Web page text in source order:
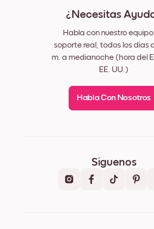
¿Necesitas
Habla con nuestro
soporte real, todos los días
m. a medianoche (hora del
EE. UU.)
Habla Con Nosotros
Síguenos